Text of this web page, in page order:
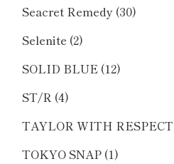
Seacret Remedy (30)
Selenite (2)
SOLID BLUE (12)
ST/R (4)
TAYLOR WITH RESPECT
TOKYO SNAP (1)